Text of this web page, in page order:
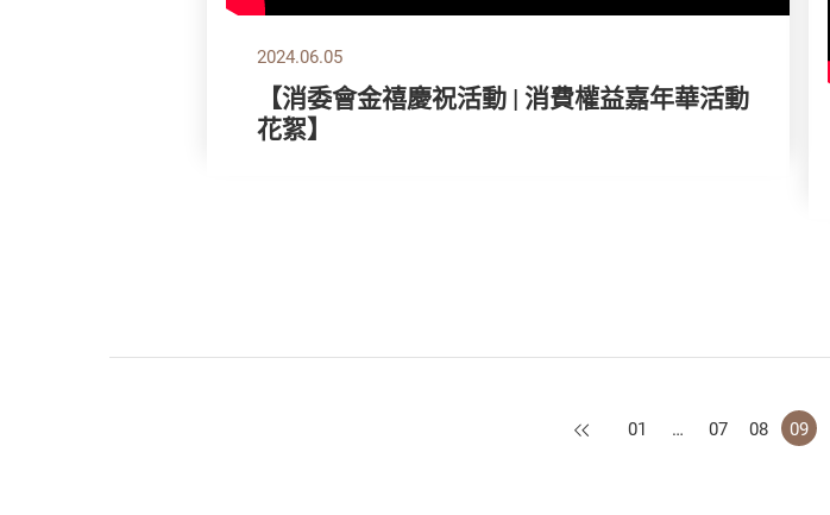
2024.06.05
【消委會金禧慶祝活動 | 消費權益嘉年華活動
花絮】
上一頁
01 … 07 08 09